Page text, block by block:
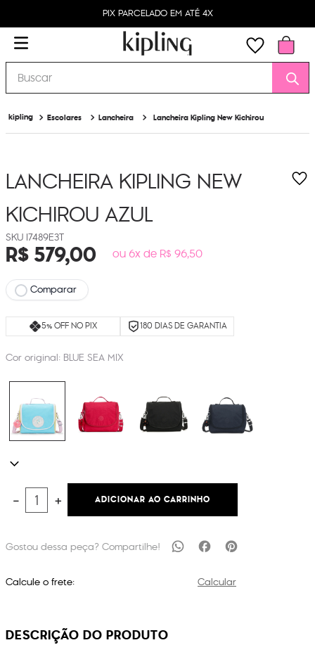
PIX PARCELADO EM ATÉ 4X
Buscar
Escolares Lancheira Lancheira Kipling New Kichirou
LANCHEIRA KIPLING NEW
KICHIROUAZUL
I7489E3T
R$579,00 ou 6x de R$ 96,50
Comparar
5% OFF NO PIX 180 DIAS DE GARANTIA
Cor original: BLUE SEA MIX
＋
－ ADICIONAR AO CARRINHO
Calcule o frete: Calcular
DESCRIÇÃO DO PRODUTO